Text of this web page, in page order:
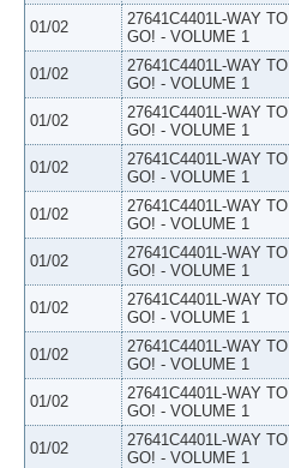
01/02
27641C4401L-WAY TO
GO! - VOLUME 1
01/02
27641C4401L-WAY TO
GO! - VOLUME 1
01/02
27641C4401L-WAY TO
GO! - VOLUME 1
01/02
27641C4401L-WAY TO
GO! - VOLUME 1
01/02
27641C4401L-WAY TO
GO! - VOLUME 1
01/02
27641C4401L-WAY TO
GO! - VOLUME 1
01/02
27641C4401L-WAY TO
GO! - VOLUME 1
01/02
27641C4401L-WAY TO
GO! - VOLUME 1
01/02
27641C4401L-WAY TO
GO! - VOLUME 1
01/02
27641C4401L-WAY TO
GO! - VOLUME 1